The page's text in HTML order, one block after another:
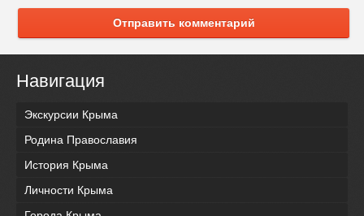
Отправить комментарий
Навигация
Экскурсии Крыма
Родина Православия
История Крыма
Личности Крыма